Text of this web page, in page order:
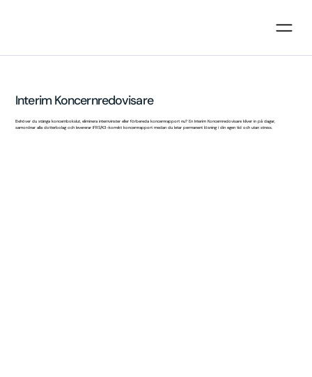
Interim Koncernredovisare
Behöver du stänga koncernbokslut, eliminera internvinster eller förbereda koncernrapport nu? En Interim Koncernredovisare kliver in på dagar,
samordnar alla dotterbolag och levererar IFRS/K3-korrekt koncernrapport medan du letar permanent lösning i din egen tid och utan stress.